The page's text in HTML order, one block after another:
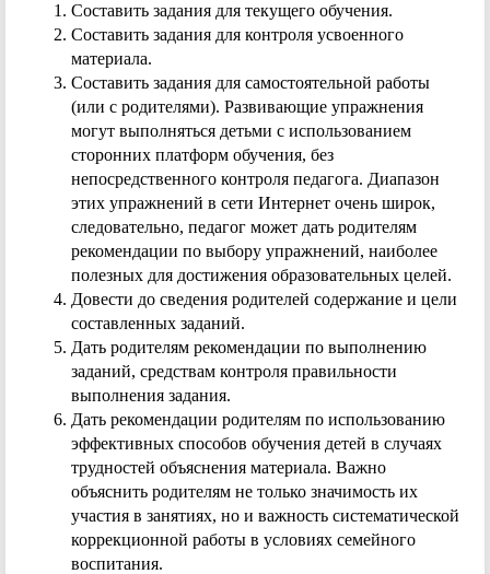
Составить задания для текущего обучения.
Составить задания для контроля усвоенного
материала.
Составить задания для самостоятельной работы
(или с родителями). Развивающие упражнения
могут выполняться детьми с использованием
сторонних платформ обучения, без
непосредственного контроля педагога. Диапазон
этих упражнений в сети Интернет очень широк,
следовательно, педагог может дать родителям
рекомендации по выбору упражнений, наиболее
полезных для достижения образовательных целей.
Довести до сведения родителей содержание и цели
составленных заданий.
Дать родителям рекомендации по выполнению
заданий, средствам контроля правильности
выполнения задания.
Дать рекомендации родителям по использованию
эффективных способов обучения детей в случаях
трудностей объяснения материала. Важно
объяснить родителям не только значимость их
участия в занятиях, но и важность систематической
коррекционной работы в условиях семейного
воспитания.